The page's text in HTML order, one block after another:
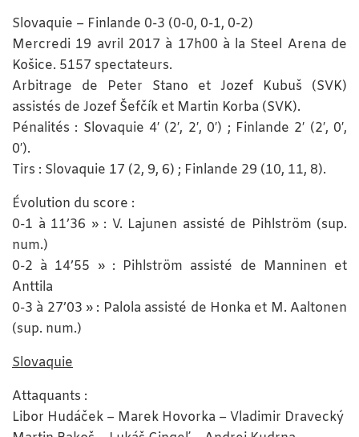
Slovaquie – Finlande 0-3 (0-0, 0-1, 0-2)
Mercredi 19 avril 2017 à 17h00 à la Steel Arena de
Košice. 5157 spectateurs.
Arbitrage de Peter Stano et Jozef Kubuš (SVK)
assistés de Jozef Šefčík et Martin Korba (SVK).
Pénalités : Slovaquie 4′ (2′, 2′, 0′) ; Finlande 2′ (2′, 0′,
0′).
Tirs : Slovaquie 17 (2, 9, 6) ; Finlande 29 (10, 11, 8).
Évolution du score :
0-1 à 11’36 » : V. Lajunen assisté de Pihlström (sup.
num.)
0-2 à 14’55 » : Pihlström assisté de Manninen et
Anttila
0-3 à 27’03 » : Palola assisté de Honka et M. Aaltonen
(sup. num.)
Slovaquie
Attaquants :
Libor Hudáček – Marek Hovorka – Vladimir Dravecký